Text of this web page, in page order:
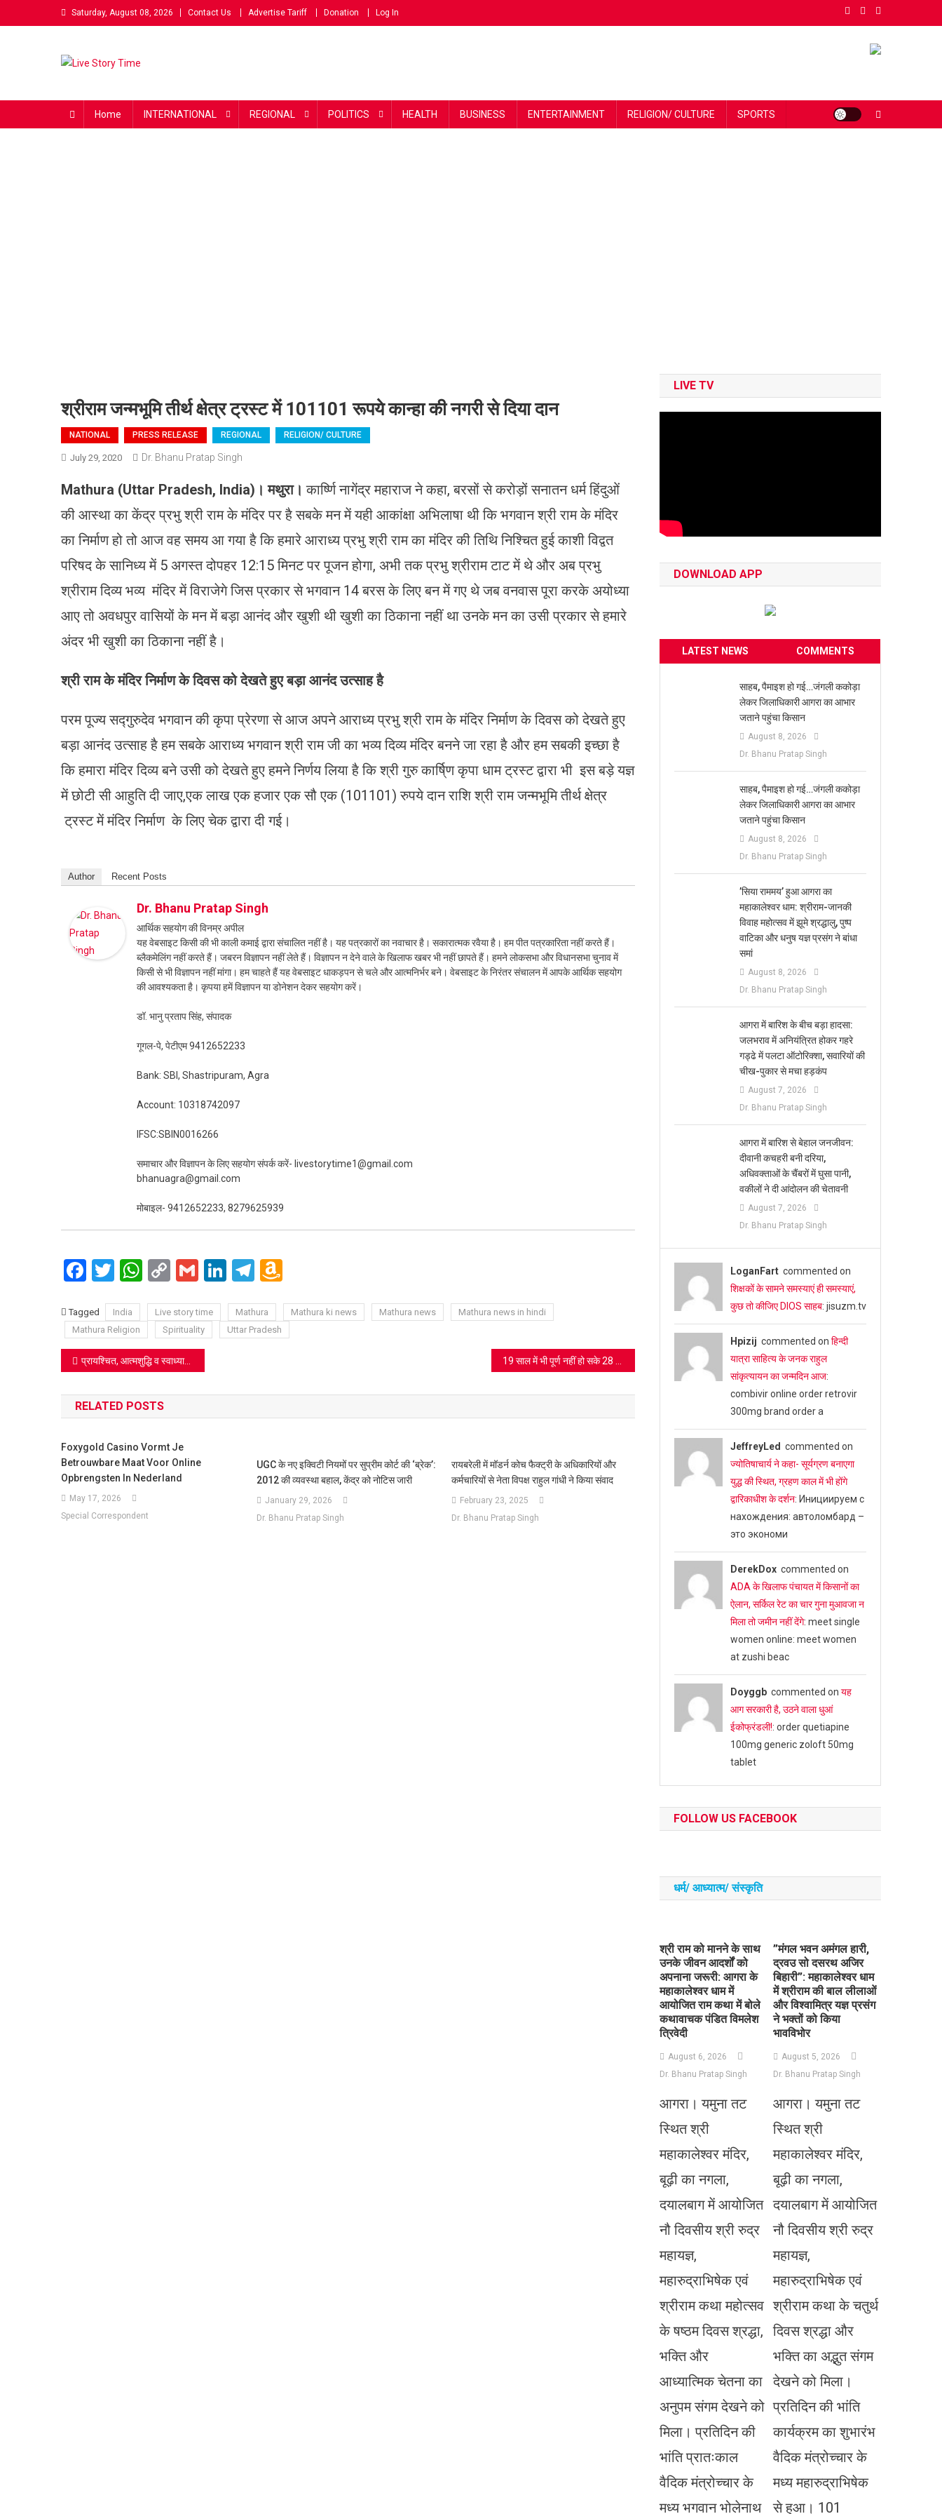
to
Saturday, August 08, 2026 Contact Us Advertise Tariff Donation Log In
Home INTERNATIONAL REGIONAL POLITICS HEALTH BUSINESS ENTERTAINMENT RELIGION/ CULTURE SPORTS
श्रीराम जन्मभूमि तीर्थ क्षेत्र ट्रस्ट में 101101 रूपये कान्हा की नगरी से दिया दान
NATIONAL PRESS RELEASE REGIONAL RELIGION/ CULTURE
July 29, 2020 Dr. Bhanu Pratap Singh
Mathura (Uttar Pradesh, India) । मथुरा। कार्ष्णि नागेंद्र महाराज ने कहा, बरसों से करोड़ों सनातन धर्म हिंदुओं
की आस्था का केंद्र प्रभु श्री राम के मंदिर पर है सबके मन में यही आकांक्षा अभिलाषा थी कि भगवान श्री राम के मंदिर
का निर्माण हो तो आज वह समय आ गया है कि हमारे आराध्य प्रभु श्री राम का मंदिर की तिथि निश्चित हुई काशी विद्वत
परिषद के सानिध्य में 5 अगस्त दोपहर 12:15 मिनट पर पूजन होगा, अभी तक प्रभु श्रीराम टाट में थे और अब प्रभु
श्रीराम दिव्य भव्य मंदिर में विराजेगे जिस प्रकार से भगवान 14 बरस के लिए बन में गए थे जब वनवास पूरा करके अयोध्या
आए तो अवधपुर वासियों के मन में बड़ा आनंद और खुशी थी खुशी का ठिकाना नहीं था उनके मन का उसी प्रकार से हमारे
अंदर भी खुशी का ठिकाना नहीं है।
श्री राम के मंदिर निर्माण के दिवस को देखते हुए बड़ा आनंद उत्साह है
परम पूज्य सद्गुरुदेव भगवान की कृपा प्रेरणा से आज अपने आराध्य प्रभु श्री राम के मंदिर निर्माण के दिवस को देखते हुए
बड़ा आनंद उत्साह है हम सबके आराध्य भगवान श्री राम जी का भव्य दिव्य मंदिर बनने जा रहा है और हम सबकी इच्छा है
कि हमारा मंदिर दिव्य बने उसी को देखते हुए हमने निर्णय लिया है कि श्री गुरु कार्षि्ण कृपा धाम ट्रस्ट द्वारा भी इस बड़े यज्ञ
में छोटी सी आहुति दी जाए,एक लाख एक हजार एक सौ एक (101101) रुपये दान राशि श्री राम जन्मभूमि तीर्थ क्षेत्र
ट्रस्ट में मंदिर निर्माण के लिए चेक द्वारा दी गई।
Author Recent Posts
Dr. Bhanu Pratap Singh
आर्थिक सहयोग की विनम्र अपील
यह वेबसाइट किसी की भी काली कमाई द्वारा संचालित नहीं है। यह पत्रकारों का नवाचार है। सकारात्मक रवैया है। हम पीत पत्रकारिता नहीं करते हैं।
ब्लैकमेलिंग नहीं करते हैं। जबरन विज्ञापन नहीं लेते हैं। विज्ञापन न देने वाले के खिलाफ खबर भी नहीं छापते हैं। हमने लोकसभा और विधानसभा चुनाव में
किसी से भी विज्ञापन नहीं मांगा। हम चाहते हैं यह वेबसाइट धाकड़पन से चले और आत्मनिर्भर बने। वेबसाइट के निरंतर संचालन में आपके आर्थिक सहयोग
की आवश्यकता है। कृपया हमें विज्ञापन या डोनेशन देकर सहयोग करें।
डॉ. भानु प्रताप सिंह, संपादक
गूगल-पे, पेटीएम 9412652233
Bank: SBI, Shastripuram, Agra
Account: 10318742097
IFSC:SBIN0016266
समाचार और विज्ञापन के लिए सहयोग संपर्क करें- livestorytime1@gmail.com
bhanuagra@gmail.com
मोबाइल- 9412652233, 8279625939
Facebook
Twitter
WhatsApp
CopyGmailLinkedIn
Telegram
List
Tagged India Live story time Mathura Mathura ki news Mathura news
Mathura news in hindi
Mathura Religion
Spirituality Uttar Pradesh
Post
navigation
प्रायश्चित, आत्मशुद्धि व स्वाध्याय का पर्व श्रावणी उपाकर्म संस्कार : पं. अमित भारद्वाज
RELATED POSTS
Foxygold Casino Vormt Je
Betrouwbare Maat Voor Online
Opbrengsten In Nederland
May 17, 2026
Special Correspondent
UGC के नए इक्विटी नियमों पर सुप्रीम कोर्ट की ‘ब्रेक’:
2012 की व्यवस्था बहाल, केंद्र को नोटिस जारी
January 29, 2026
Dr. Bhanu Pratap Singh
रायबरेली में मॉडर्न कोच फैक्ट्री के अधिकारियों और
कर्मचारियों से नेता विपक्ष राहुल गांधी ने किया संवाद
February 23, 2025
Dr. Bhanu Pratap Singh
LIVE TV
DOWNLOAD APP
LATEST NEWS COMMENTS
साहब, पैमाइश हो गई…जंगली ककोड़ा
लेकर जिलाधिकारी आगरा का आभार
जताने पहुंचा किसान
August 8, 2026
Dr. Bhanu Pratap Singh
साहब, पैमाइश हो गई…जंगली ककोड़ा
लेकर जिलाधिकारी आगरा का आभार
जताने पहुंचा किसान
August 8, 2026
Dr. Bhanu Pratap Singh
​’सिया राममय’ हुआ आगरा का
महाकालेश्वर धाम: श्रीराम-जानकी
विवाह महोत्सव में झूमे श्रद्धालु, पुष्प
वाटिका और धनुष यज्ञ प्रसंग ने बांधा
समां
August 8, 2026
Dr. Bhanu Pratap Singh
आगरा में बारिश के बीच बड़ा हादसा:
जलभराव में अनियंत्रित होकर गहरे
गड्ढे में पलटा ऑटोरिक्शा, सवारियों की
चीख-पुकार से मचा हड़कंप
August 7, 2026
Dr. Bhanu Pratap Singh
आगरा में बारिश से बेहाल जनजीवन:
दीवानी कचहरी बनी दरिया,
अधिवक्ताओं के चैंबरों में घुसा पानी,
वकीलों ने दी आंदोलन की चेतावनी
August 7, 2026
Dr. Bhanu Pratap Singh
LoganFartcommented on
शिक्षकों के सामने समस्याएं ही समस्याएं,
कुछ तो कीजिए DIOS साहब: jisuzm.tv
Hpizij commented on हिन्दी
यात्रा साहित्य के जनक राहुल
सांकृत्यायन का जन्‍मदिन आज:
combivir online order retrovir
300mg brand order a
JeffreyLed commented on
ज्योतिषाचार्य ने कहा- सूर्यग्रण बनाएगा
युद्ध की स्थित, ग्रहण काल में भी होंगे
द्वारिकाधीश के दर्शन: Инициируем с
нахождения: автоломбард –
это экономи
DerekDoxcommented on
ADA के खिलाफ पंचायत में किसानों का
ऐलान, सर्किल रेट का चार गुना मुआवजा न
मिला तो जमीन नहीं देंगे: meet single
women online: meet women
at zushi beac
Doyggbcommented on यह
आग सरकारी है, उठने वाला धुआं
ईकोफ्रंडली!: order quetiapine
100mg generic zoloft 50mg
tablet
FOLLOW US FACEBOOK
धर्म/ आध्‍यात्‍म/ संस्‍कृति
​श्री राम को मानने के साथ
उनके जीवन आदर्शों को
अपनाना जरूरी: आगरा के
महाकालेश्वर धाम में
आयोजित राम कथा में बोले
कथावाचक पंडित विमलेश
त्रिवेदी
August 6, 2026
Dr. Bhanu Pratap Singh
आगरा। यमुना तट
स्थित श्री
महाकालेश्वर मंदिर,
बूढ़ी का नगला,
दयालबाग में आयोजित
नौ दिवसीय श्री रुद्र
महायज्ञ,
महारुद्राभिषेक एवं
श्रीराम कथा महोत्सव
के षष्ठम दिवस श्रद्धा,
भक्ति और
आध्यात्मिक चेतना का
अनुपम संगम देखने को
मिला। प्रतिदिन की
भांति प्रातःकाल
वैदिक मंत्रोच्चार के
मध्य भगवान भोलेनाथ
​”मंगल भवन अमंगल हारी,
द्रवउ सो दसरथ अजिर
बिहारी”: महाकालेश्वर धाम
में श्रीराम की बाल लीलाओं
और विश्वामित्र यज्ञ प्रसंग
ने भक्तों को किया
भावविभोर
August 5, 2026
Dr. Bhanu Pratap Singh
आगरा। यमुना तट
स्थित श्री
महाकालेश्वर मंदिर,
बूढ़ी का नगला,
दयालबाग में आयोजित
नौ दिवसीय श्री रुद्र
महायज्ञ,
महारुद्राभिषेक एवं
श्रीराम कथा के चतुर्थ
दिवस श्रद्धा और
भक्ति का अद्भुत संगम
देखने को मिला।
प्रतिदिन की भांति
कार्यक्रम का शुभारंभ
वैदिक मंत्रोच्चार के
मध्य महारुद्राभिषेक
से हुआ। 101